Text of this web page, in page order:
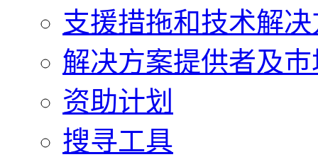
支援措拖和技术解
解决方案提供者及
资助计划
搜寻工具